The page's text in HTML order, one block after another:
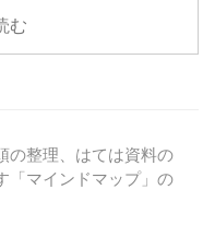
む
の整理、はては資料の
「マインドマップ」の